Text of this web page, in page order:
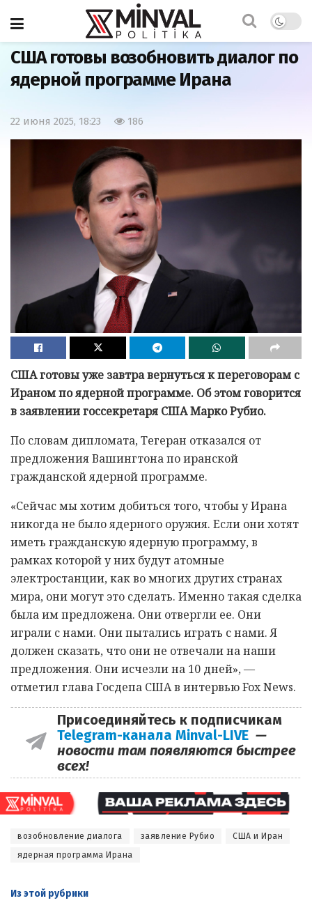
Главная Политика
США готовы возобновить диалог по
ядерной программе Ирана
22 июня 2025, 18:23 186
США готовы уже завтра вернуться к переговорам с
Ираном по ядерной программе. Об этом говорится
в заявлении госсекретаря США Марко Рубио.
По словам дипломата, Тегеран отказался от
предложения Вашингтона по иранской
гражданской ядерной программе.
«Сейчас мы хотим добиться того, чтобы у Ирана
никогда не было ядерного оружия. Если они хотят
иметь гражданскую ядерную программу, в
рамках которой у них будут атомные
электростанции, как во многих других странах
мира, они могут это сделать. Именно такая сделка
была им предложена. Они отвергли ее. Они
играли с нами. Они пытались играть с нами. Я
должен сказать, что они не отвечали на наши
предложения. Они исчезли на 10 дней», —
отметил глава Госдепа США в интервью Fox News.
Присоединяйтесь к подписчикам
Telegram-канала Minval-LIVE —
новости там появляются быстрее
всех!
возобновление диалога заявление Рубио
США и Иран
ядерная программа Ирана
Из этой рубрики